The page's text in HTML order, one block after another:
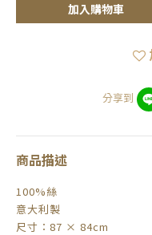
加入購物車
分享到
商品描述
100%絲
意大利製
尺寸：87 × 84cm